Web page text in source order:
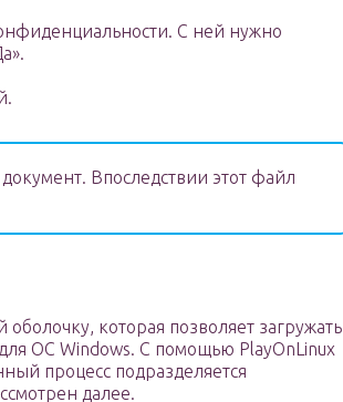
С ней нужно
Впоследствии этот файл
которая позволяет загружать
OC Windows. С помощью PlayOnLinux
процесс подразделяется
далее.